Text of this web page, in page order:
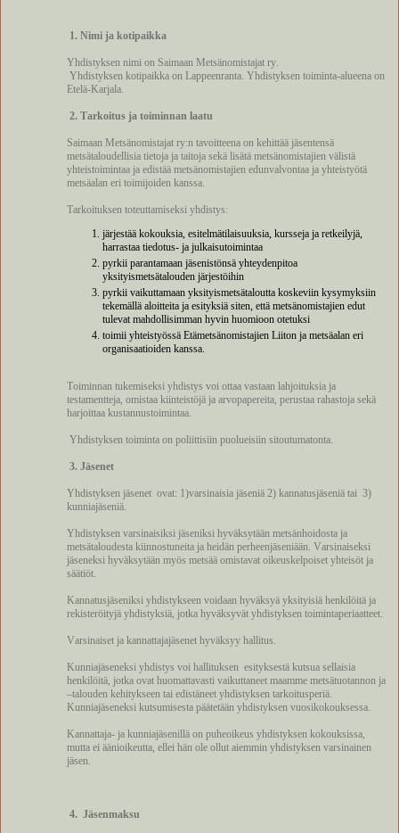
1. Nimi ja kotipaikka
Yhdistyksen nimi on Saimaan Metsänomistajat ry.
Yhdistyksen kotipaikka on Lappeenranta. Yhdistyksen toiminta-alueena on
Etelä-Karjala.
2. Tarkoitus ja toiminnan laatu
Saimaan Metsänomistajat ry:n tavoitteena on kehittää jäsentensä
metsätaloudellisia tietoja ja taitoja sekä lisätä metsänomistajien välistä
yhteistoimintaa ja edistää metsänomistajien edunvalvontaa ja yhteistyötä
metsäalan eri toimijoiden kanssa.
Tarkoituksen toteuttamiseksi yhdistys:
järjestää kokouksia, esitelmätilaisuuksia, kursseja ja retkeilyjä,
harrastaa tiedotus- ja julkaisutoimintaa
pyrkii parantamaan jäsenistönsä yhteydenpitoa
yksityismetsätalouden järjestöihin
pyrkii vaikuttamaan yksityismetsätaloutta koskeviin kysymyksiin
tekemällä aloitteita ja esityksiä siten, että metsänomistajien edut
tulevat mahdollisimman hyvin huomioon otetuksi
toimii yhteistyössä Etämetsänomistajien Liiton ja metsäalan eri
organisaatioiden kanssa.
Toiminnan tukemiseksi yhdistys voi ottaa vastaan lahjoituksia ja
testamentteja, omistaa kiinteistöjä ja arvopapereita, perustaa rahastoja sekä
harjoittaa kustannustoimintaa.
Yhdistyksen toiminta on poliittisiin puolueisiin sitoutumatonta.
3. Jäsenet
Yhdistyksen jäsenet ovat: 1)varsinaisia jäseniä 2) kannatusjäseniä tai 3)
kunniajäseniä.
Yhdistyksen varsinaisiksi jäseniksi hyväksytään metsänhoidosta ja
metsätaloudesta kiinnostuneita ja heidän perheenjäseniään. Varsinaiseksi
jäseneksi hyväksytään myös metsää omistavat oikeuskelpoiset yhteisöt ja
säätiöt.
Kannatusjäseniksi yhdistykseen voidaan hyväksyä yksityisiä henkilöitä ja
rekisteröityjä yhdistyksiä, jotka hyväksyvät yhdistyksen toimintaperiaatteet.
Varsinaiset ja kannattajajäsenet hyväksyy hallitus.
Kunniajäseneksi yhdistys voi hallituksen esityksestä kutsua sellaisia
henkilöitä, jotka ovat huomattavasti vaikuttaneet maamme metsätuotannon ja
–talouden kehitykseen tai edistäneet yhdistyksen tarkoitusperiä.
Kunniajäseneksi kutsumisesta päätetään yhdistyksen vuosikokouksessa.
Kannattaja- ja kunniajäsenillä on puheoikeus yhdistyksen kokouksissa,
mutta ei äänioikeutta, ellei hän ole ollut aiemmin yhdistyksen varsinainen
jäsen.
4. Jäsenmaksu